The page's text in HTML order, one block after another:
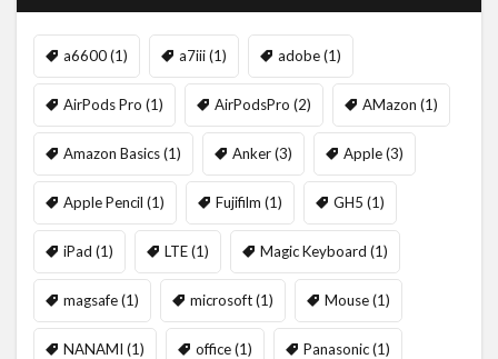
a6600(1) a7iii(1) adobe(1)
AirPods Pro (1) AirPodsPro (2) AMazon (1)
Amazon Basics(1) Anker(3) Apple(3)
Apple Pencil (1) Fujifilm (1) GH5 (1)
iPad (1) LTE(1) Magic Keyboard (1)
magsafe(1) microsoft(1) Mouse(1)
NANAMI (1) office(1) Panasonic(1)